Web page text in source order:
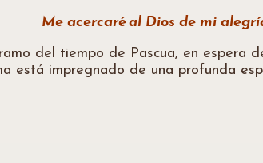
Me acercaré al Dios de mi
del tiempo de Pascua, en espera
está impregnado de una profunda